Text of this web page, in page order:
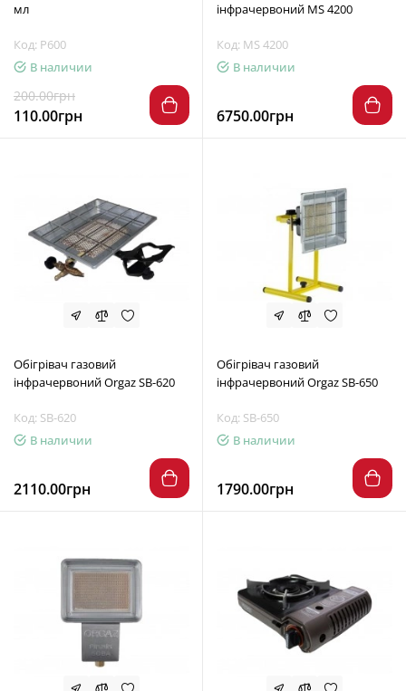
мл
Код: P600
В наличии
200.00грн
110.00грн
інфрачервоний MS 4200
Код: MS 4200
В наличии
6750.00грн
Обігрівач газовий
інфрачервоний Orgaz SB-620
Код: SB-620
В наличии
2110.00грн
Обігрівач газовий
інфрачервоний Orgaz SB-650
Код: SB-650
В наличии
1790.00грн